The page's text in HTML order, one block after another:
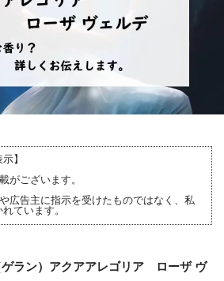
】
がございます。
広告主に指示を受けたものではなく、私
ています。
ゲラン）アクアアレゴリア ローザ ヴ